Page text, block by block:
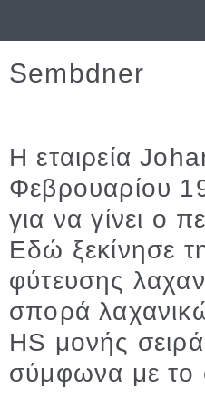
Sembdner
Η εταιρεία
Φεβρουαρίου
για να γίνει ο
Εδώ ξεκίνησε
φύτευσης
σπορά
HS μονής
σύμφωνα με το